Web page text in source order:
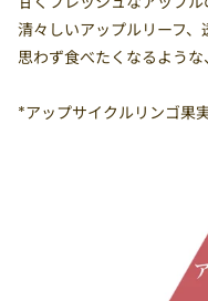
清々しいアップルリーフ
思わず食べたくなるような
*アップサイクルリンゴ果